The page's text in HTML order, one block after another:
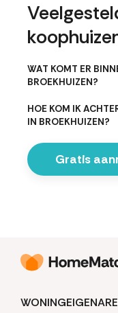
WAT KOMT ER
BROEKHUIZEN?
HOE KOM IK
IN BROEKHUIZEN?
Gratis